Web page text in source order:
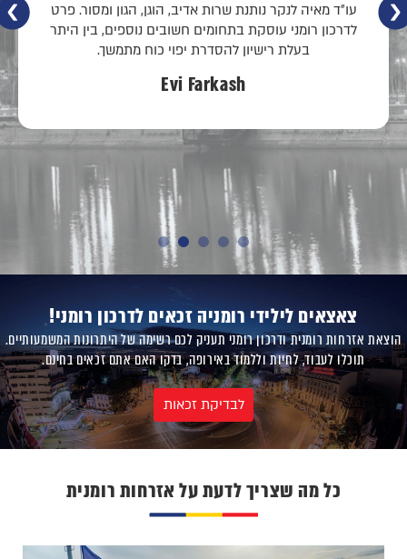
עו״ד מאיה לנקר נותנת שרות אדיב, הוגן, הגון ומסור. פרט
לדרכון רומני עוסקת בתחומים חשובים נוספים, בין היתר
בעלת רישיון להסדרת יפוי כוח מתמשך.
Evi Farkash
צאצאים לילידי רומניה זכאים לדרכון רומני!
הוצאת אזרחות רומנית ודרכון רומני תעניק לכם רשימה של היתרונות המשמעותיים.
תוכלו לעבוד, לחיות וללמוד באירופה, בדקו האם אתם זכאים בחינם.
לבדיקת זכאות
כל מה שצריך לדעת על אזרחות רומנית